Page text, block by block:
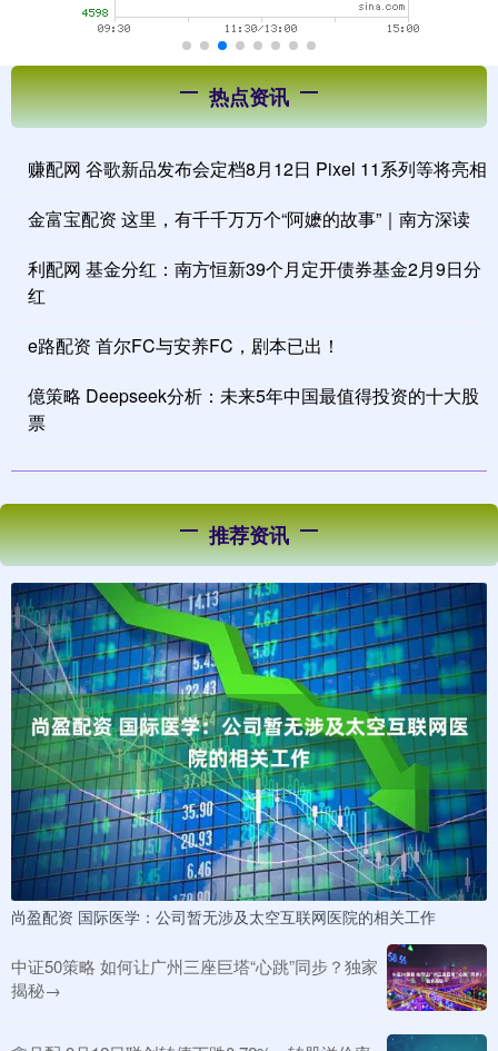
热点资讯
赚配网 谷歌新品发布会定档8月12日 Pixel 11系列等将亮相
金富宝配资 这里，有千千万万个“阿嬷的故事”｜南方深读
利配网 基金分红：南方恒新39个月定开债券基金2月9日分
红
e路配资 首尔FC与安养FC，剧本已出！
億策略 Deepseek分析：未来5年中国最值得投资的十大股
票
推荐资讯
尚盈配资 国际医学：公司暂无涉及太空互联网医院的相关工作
中证50策略 如何让广州三座巨塔“心跳”同步？独家
揭秘→